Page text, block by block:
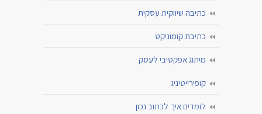
כתיבה שיווקית עסקית
כתיבת קומוניקט
מיתוג אפקטיבי לעסק
קופירייטיניג
לומדים איך לכתוב נכון